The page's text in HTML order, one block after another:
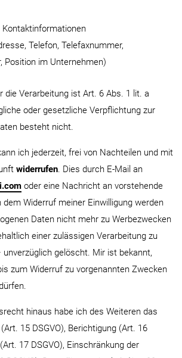
Telefon, Telefaxnummer,
Position im Unternehmen)
die Verarbeitung ist Art. 6 Abs. 1 lit. a
oder gesetzliche Verpflichtung zur
besteht nicht.
ich jederzeit, frei von Nachteilen und mit
widerrufen. Dies durch E-Mail an
oder eine Nachricht an vorstehende
Widerruf meiner Einwilligung werden
Daten nicht mehr zu Werbezwecken
einer zulässigen Verarbeitung zu
gelöscht. Mir ist bekannt,
zum Widerruf zu vorgenannten Zwecken
hinaus habe ich des Weiteren das
15 DSGVO), Berichtigung (Art. 16
17 DSGVO), Einschränkung der